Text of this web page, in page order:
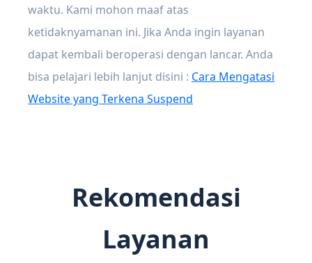
waktu. Kami mohon maaf atas
ketidaknyamanan ini. Jika Anda ingin layanan
dapat kembali beroperasi dengan lancar. Anda
bisa pelajari lebih lanjut disini : Cara Mengatasi
Website yang Terkena Suspend
Rekomendasi
Layanan